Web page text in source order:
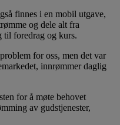
finnes i en mobil utgave,
og dele alt fra
til foredrag og kurs.
for oss, men det var
innrømmer daglig
for å møte behovet
av gudstjenester,